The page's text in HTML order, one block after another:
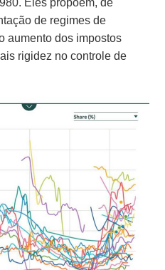
de regimes de
aumento dos impostos
rigidez no controle de